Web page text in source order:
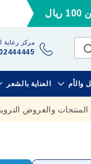
مركز رعاية
والأم العناية بالشعر
والعروض